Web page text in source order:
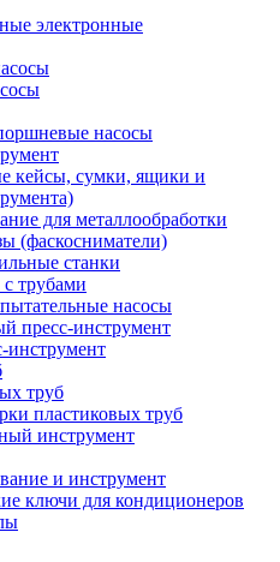
электронные
насосы
кейсы, сумки, ящики и
для металлообработки
(фаскосниматели)
станки
трубами
насосы
пресс-инструмент
инструмент
труб
пластиковых труб
инструмент
и инструмент
ключи для кондиционеров